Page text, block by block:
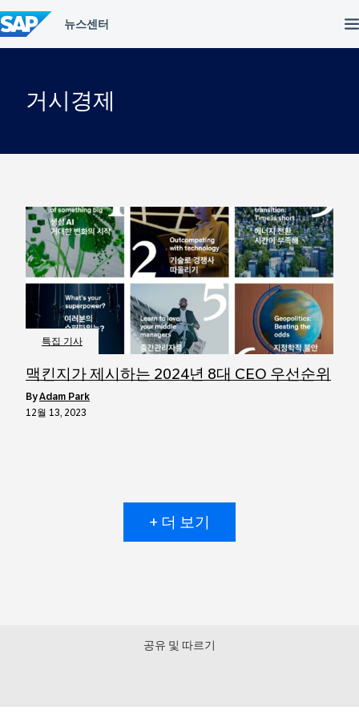
텐
츠
건
거시경제
특집 기사
맥킨지가 제시하는 2024년 8대 CEO 우선순위
byAdam Park
12월 13, 2023
+ 더 보기
공유 및 따르기